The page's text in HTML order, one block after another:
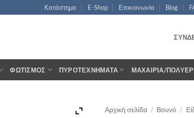
Κατάστημα E-Shop Επικοινωνία Blog
ΦΩΤΙΣΜΌΣ ΠΥΡΟΤΕΧΝΉΜΑΤΑ ΜΑΧΑΊΡΙΑ/
Αρχική σελίδα / Βουνό /